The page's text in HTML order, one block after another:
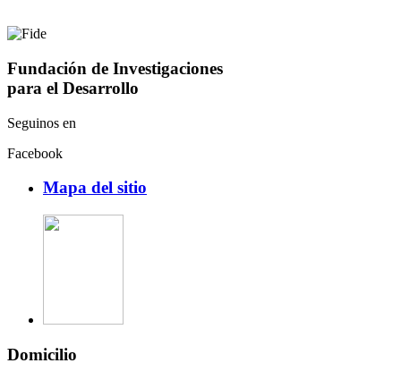
Fundación de Investigaciones
para el Desarrollo
Seguinos en
Facebook
Mapa del sitio
Domicilio